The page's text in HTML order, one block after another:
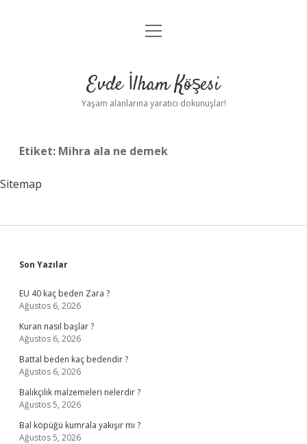
Anasayfa
Yasal Uyarı
menüyü
Evde İlham Köşesi
Yaşam alanlarına yaratıcı dokunuşlar!
Etiket: Mihra ala ne demek
Sitemap
Sidebar
Son Yazılar
EU 40 kaç beden Zara ?
Ağustos 6, 2026
Kuran nasıl başlar ?
Ağustos 6, 2026
Battal beden kaç bedendir ?
Ağustos 6, 2026
Balıkçılık malzemeleri nelerdir ?
Ağustos 5, 2026
Bal köpüğü kumrala yakışır mı ?
Ağustos 5, 2026